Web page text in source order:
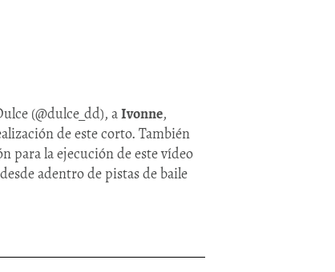
(@dulce_dd), aIvonne,
de este corto. También
para la ejecución de este vídeo
adentro de pistas de baile